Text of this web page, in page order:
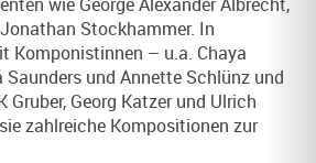
Stockhammer. In
Komponistinnen – u.a. Chaya
Saunders und Annette Schlünz und
Gruber, Georg Katzer und Ulrich
zahlreiche Kompositionen zur